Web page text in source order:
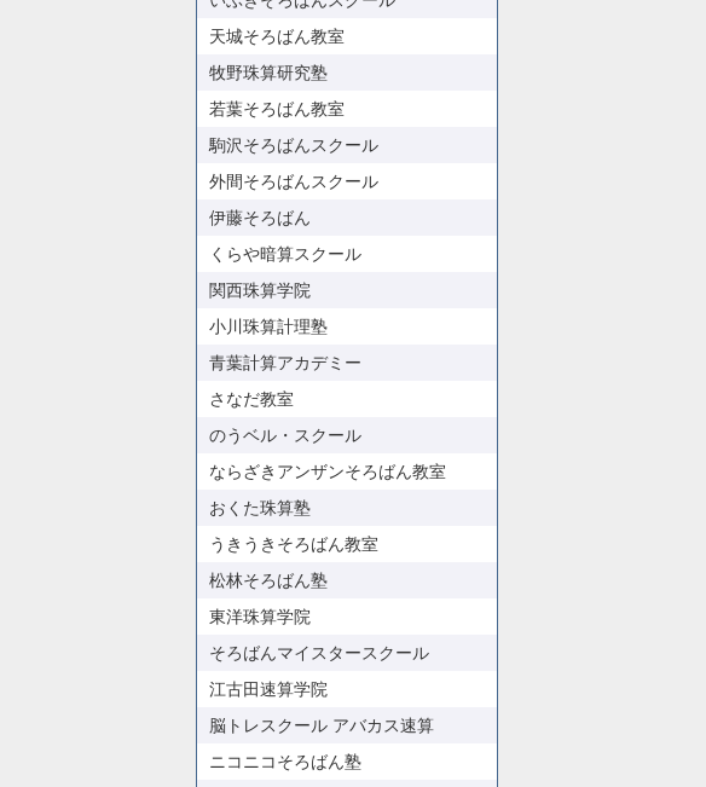
天城そろばん教室
牧野珠算研究塾
若葉そろばん教室
駒沢そろばんスクール
外間そろばんスクール
伊藤そろばん
くらや暗算スクール
関西珠算学院
小川珠算計理塾
青葉計算アカデミー
さなだ教室
のうベル・スクール
ならざきアンザンそろばん教室
おくた珠算塾
うきうきそろばん教室
松林そろばん塾
東洋珠算学院
そろばんマイスタースクール
江古田速算学院
脳トレスクール アバカス速算
ニコニコそろばん塾